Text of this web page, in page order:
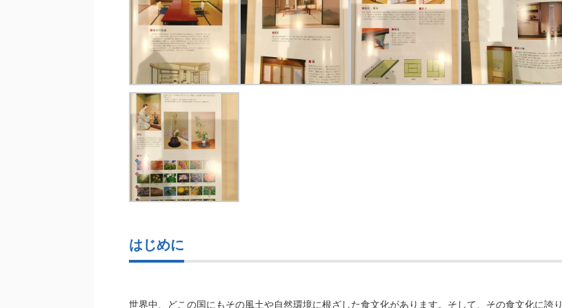
はじめに
世界中、どこの国にもその風土や自然環境に根ざした食文化があります。そして、その食文化に誇り